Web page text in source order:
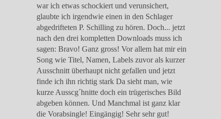
war ich etwas schockiert und verunsichert,
glaubte ich irgendwie einen in den Schlager
abgedrifteten P. Schilling zu hören. Doch... jetzt
nach den drei kompletten Downloads muss ich
sagen: Bravo! Ganz gross! Vor allem hat mir ein
Song wie Titel, Namen, Labels zuvor als kurzer
Ausschnitt überhaupt nicht gefallen und jetzt
finde ich ihn richtig stark Da sieht man, wie
kurze Ausscg´hnitte doch ein trügerisches Bild
abgeben können. Und Manchmal ist ganz klar
die Vorabsingle! Eingängig! Sehr sehr gut!